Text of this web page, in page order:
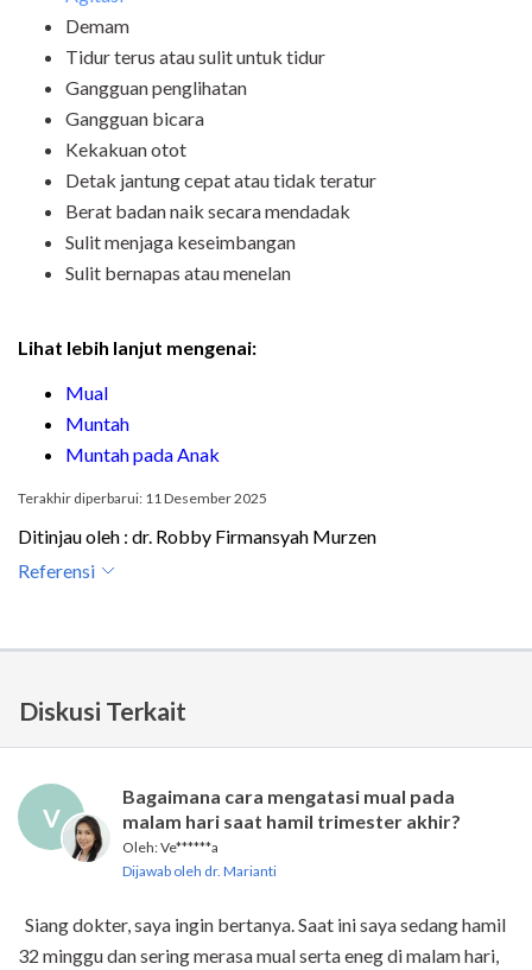
Demam
Tidur terus atau sulit untuk tidur
Gangguan penglihatan
Gangguan bicara
Kekakuan otot
Detak jantung cepat atau tidak teratur
Berat badan naik secara mendadak
Sulit menjaga keseimbangan
Sulit bernapas atau menelan
Lihat lebih lanjut mengenai:
Mual
Muntah
Muntah pada Anak
Terakhir diperbarui: 11 Desember 2025